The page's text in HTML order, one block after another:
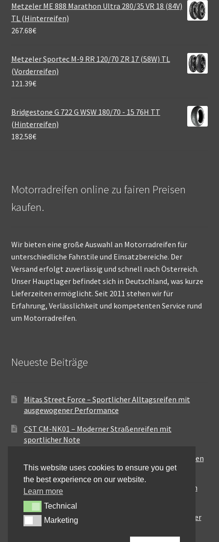
Metzeler ME 888 Marathon Ultra 280/35 VR 18 (84V)
TL (Hinterreifen)
267.68€
Metzeler Sportec M-9 RR 120/70 ZR 17 (58W) TL
(Vorderreifen)
121.39€
Bridgestone G 722 G WSW 180/70 - 15 76H TT
(Hinterreifen)
182.58€
Motorradreifen online zu fairen Preisen
kaufen.
Wir bieten eine große Auswahl an Motorradreifen für
unterschiedliche Fahrstile und Einsatzbereiche. Der
Versand erfolgt zuverlässig und schnell nach Österreich.
Unser Hauptlager befindet sich in Deutschland, was kurze
Lieferzeiten ermöglicht. Seit 2011 stehen wir für
Erfahrung, Verlässlichkeit und kompetenten Service rund
um Motorradreifen.
Neueste Beiträge
Mitas Street Force – Sportlicher Alltagsreifen mit
ausgewogener Performance
CST CM-NK01 – Moderner Straßenreifen mit
sportlicher Note
Maxxis MA-ST3 – Ausgewogener Sport-Touring-Reifen
für vielseitige Einsätze
Pirelli City Demon – Zuverlässigkeit für den urbanen
Alltag
Metzeler Perfect ME77 – Klassische Optik mit solider
Straßenperformance
This website uses cookies to ensure you get
the best experience on our website.
Learn more
TechnicalTechnical
MarketingMarketing